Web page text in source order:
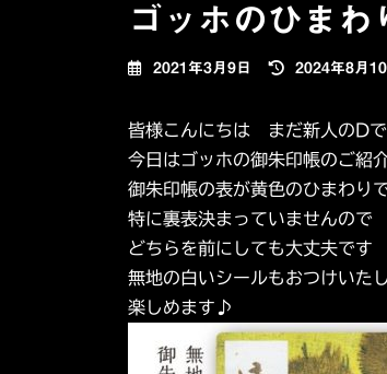
ゴッホのひま
2021年3月9日
最
新
日
:
2024年8月10
皆様こんにちは まだ新人のD
今日はゴッホの御朱印帳のご紹
御朱印帳の表が黄色のひまわり
特に裏表決まっていませんの
どちらを前にしても大丈夫です
無地の白いシールもおつけい
楽しめます♪